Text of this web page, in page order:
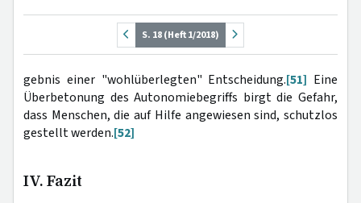
S. 18 (Heft 1/2018)
gebnis einer "wohlüberlegten" Entscheidung.[51] Eine
Überbetonung des Autonomiebegriffs birgt die Gefahr,
dass Menschen, die auf Hilfe angewiesen sind, schutzlos
gestellt werden.[52]
IV. Fazit